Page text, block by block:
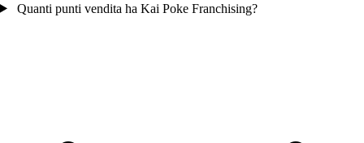
Quanti punti vendita ha Kai Poke Franchising?